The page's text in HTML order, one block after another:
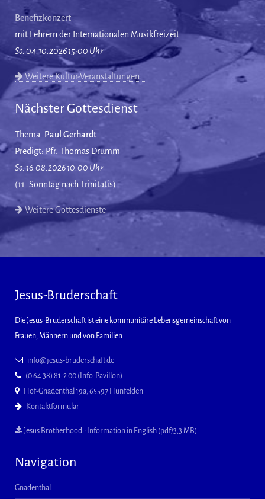
Benefizkonzert
mit Lehrern der Internationalen Musikfreizeit
So. 04.10.2026 15:00 Uhr
Weitere Kultur-Veranstaltungen…
Nächster Gottesdienst
Thema: Paul Gerhardt
Predigt: Pfr. Thomas Drumm
So. 16.08.2026 10:00 Uhr
(11. Sonntag nach Trinitatis)
Weitere Gottesdienste
Jesus-Bruderschaft
Die Jesus-Bruderschaft ist eine kommunitäre Lebensgemeinschaft von
Frauen, Männern und von Familien.
info@jesus-bruderschaft.de
(0 64 38) 81-2 00 (Info-Pavillon)
Hof-Gnadenthal 19a, 65597 Hünfelden
Kontaktformular
Jesus Brotherhood - Information in English (pdf/3,3 MB)
Navigation
Gnadenthal